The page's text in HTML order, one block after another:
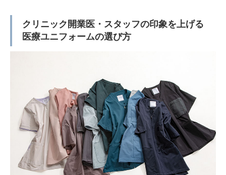
クリニック開業医・スタッフの印象を上げる
医療ユニフォームの選び方